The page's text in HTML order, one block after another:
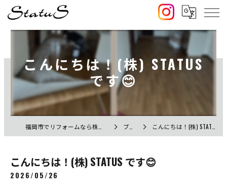
こんにちは！(株) STATUS
です😊
ブログ こんにちは！(株) STATUS です😊
こんにちは！(株) STATUS です😊
2026/05/26